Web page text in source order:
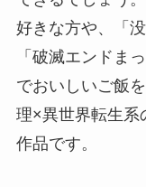
好きな方や、「
「破滅エンドま
でおいしいご飯
理×異世界転生系
作品です。